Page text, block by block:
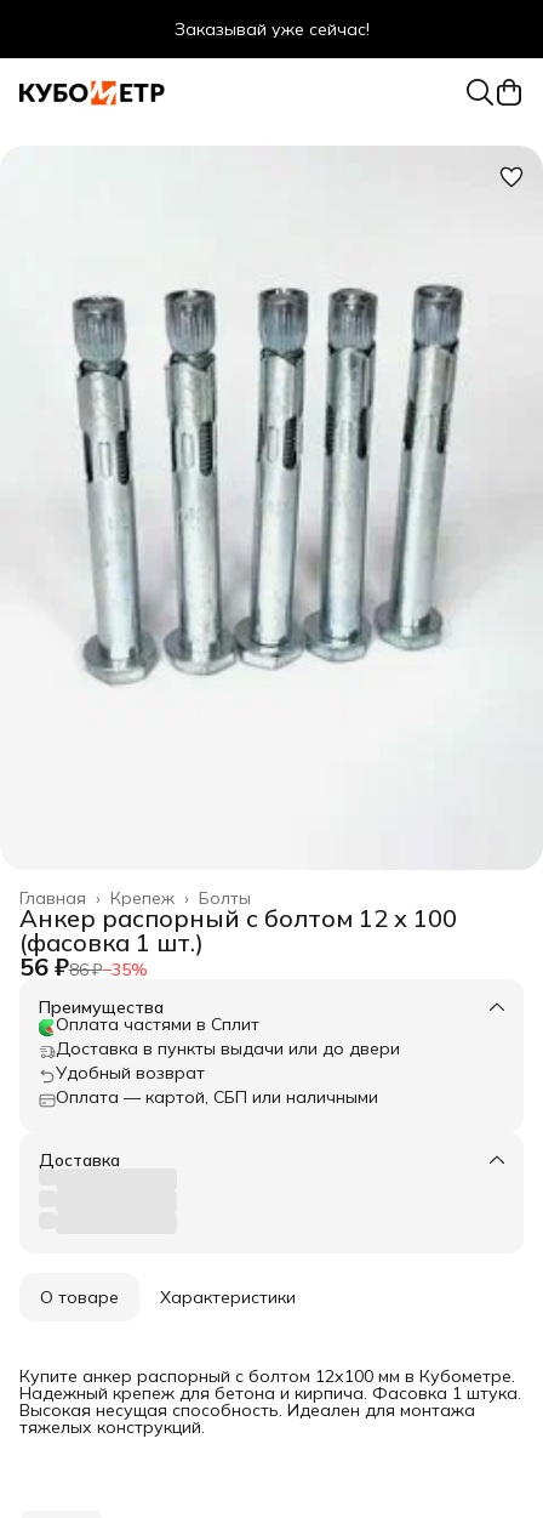
Заказывай уже сейчас!
Оптовые цены даже для физ. лиц
Болты
Крепеж ›
Главная ›
Анкер распорный с болтом 12 х 100
(фасовка 1 шт.)
56 ₽86 ₽−35%
Преимущества
Оплата частями в Сплит
Доставка в пункты выдачи или до двери
Удобный возврат
Оплата — картой, СБП или наличными
Доставка
О товаре Характеристики
Купите анкер распорный с болтом 12х100 мм в Кубометре.
Надежный крепеж для бетона и кирпича. Фасовка 1 штука.
Высокая несущая способность. Идеален для монтажа
тяжелых конструкций.